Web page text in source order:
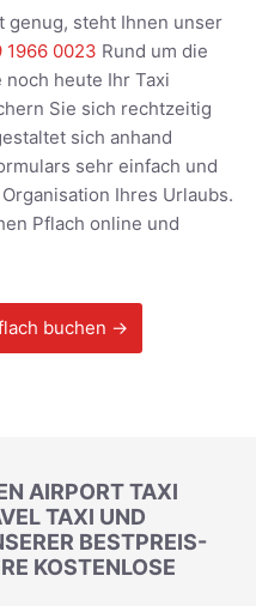
genug, steht Ihnen unser
1966 0023 Rund um die
heute Ihr Taxi
Sie sich rechtzeitig
sich anhand
sehr einfach und
Ihres Urlaubs.
Pflach online und
buchen →
AIRPORT TAXI
TAXI UND
BESTPREIS-
KOSTENLOSE